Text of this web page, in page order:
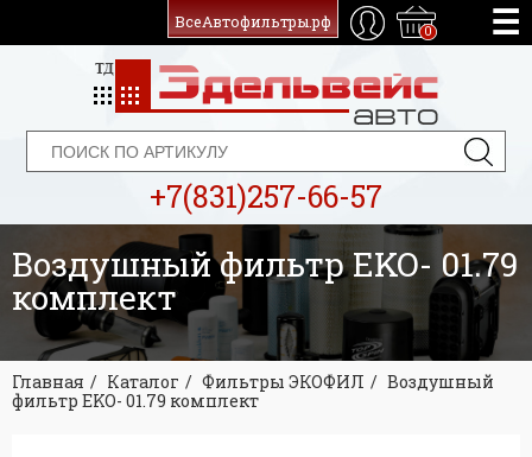
ВсеАвтофильтры.рф
0
+7(831)257-66-57
Воздушный фильтр EKO- 01.79
комплект
Главная Каталог Фильтры ЭКОФИЛ
Воздушный
фильтр EKO- 01.79 комплект